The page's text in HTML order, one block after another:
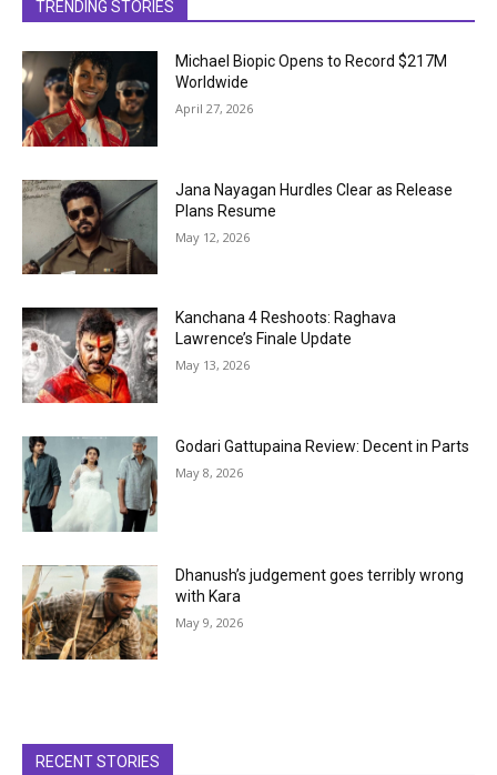
TRENDING STORIES
Michael Biopic Opens to Record $217M
Worldwide
April 27, 2026
Jana Nayagan Hurdles Clear as Release
Plans Resume
May 12, 2026
Kanchana 4 Reshoots: Raghava
Lawrence’s Finale Update
May 13, 2026
Godari Gattupaina Review: Decent in Parts
May 8, 2026
Dhanush’s judgement goes terribly wrong
with Kara
May 9, 2026
RECENT STORIES